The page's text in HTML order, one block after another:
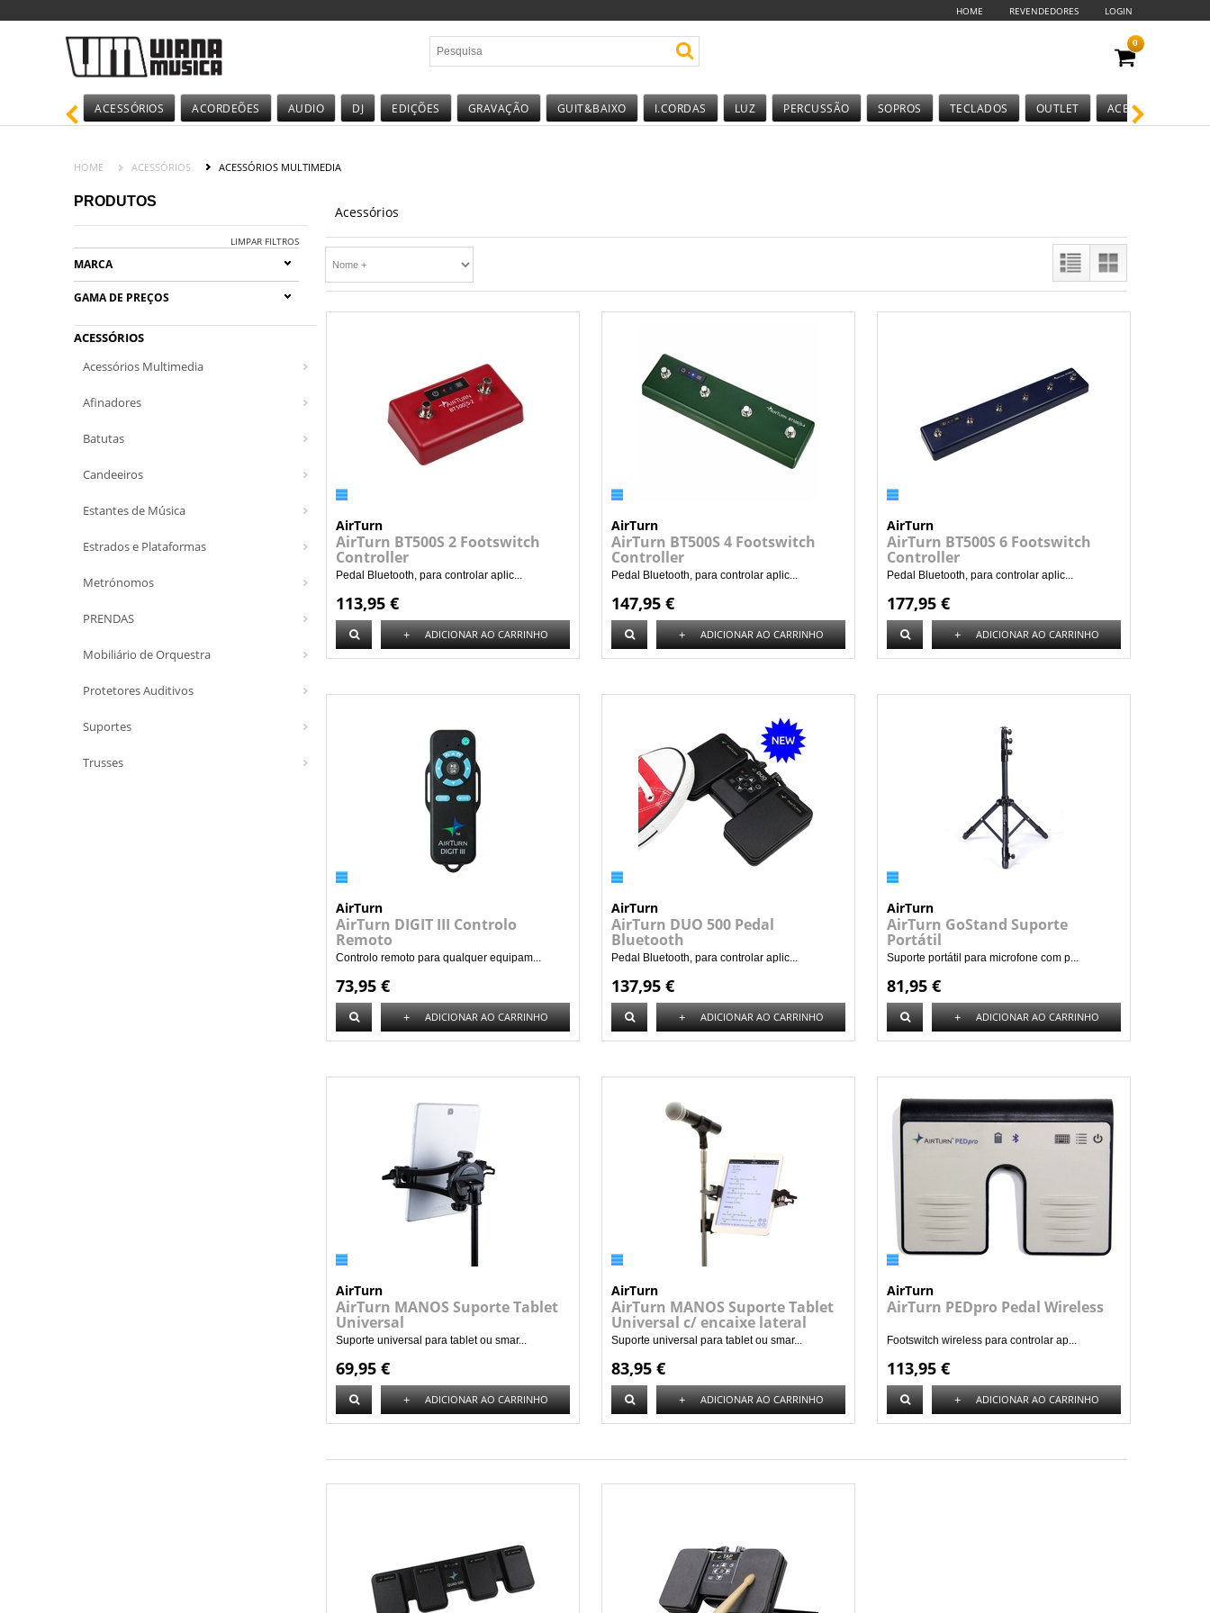
HOME REVENDEDORES LOGIN
0
ACESSÓRIOS ACORDEÕES AUDIO DJ EDIÇÕES GRAVAÇÃO GUIT&BAIXO I.CORDAS LUZ PERCUSSÃO SOPROS TECLADOS OUTLET ACESSÓRIOS
HOME ACESSÓRIOS ACESSÓRIOS MULTIMEDIA
PRODUTOS
LIMPAR FILTROS
MARCA
GAMA DE PREÇOS
ACESSÓRIOS
Acessórios Multimedia
Afinadores
Batutas
Candeeiros
Estantes de Música
Estrados e Plataformas
Metrónomos
PRENDAS
Mobiliário de Orquestra
Protetores Auditivos
Suportes
Trusses
Acessórios
AirTurn
AirTurn BT500S 2 Footswitch
Controller
Pedal Bluetooth, para controlar aplic...
113,95 €
+ ADICIONAR AO CARRINHO
AirTurn
AirTurn BT500S 4 Footswitch
Controller
Pedal Bluetooth, para controlar aplic...
147,95 €
+ ADICIONAR AO CARRINHO
AirTurn
AirTurn BT500S 6 Footswitch
Controller
Pedal Bluetooth, para controlar aplic...
177,95 €
+ ADICIONAR AO CARRINHO
AirTurn
AirTurn DIGIT III Controlo
Remoto
Controlo remoto para qualquer equipam...
73,95 €
+ ADICIONAR AO CARRINHO
AirTurn
AirTurn DUO 500 Pedal
Bluetooth
Pedal Bluetooth, para controlar aplic...
137,95 €
+ ADICIONAR AO CARRINHO
AirTurn
AirTurn GoStand Suporte
Portátil
Suporte portátil para microfone com p...
81,95 €
+ ADICIONAR AO CARRINHO
AirTurn
AirTurn MANOS Suporte Tablet
Universal
Suporte universal para tablet ou smar...
69,95 €
+ ADICIONAR AO CARRINHO
AirTurn
AirTurn MANOS Suporte Tablet
Universal c/ encaixe lateral
Suporte universal para tablet ou smar...
83,95 €
+ ADICIONAR AO CARRINHO
AirTurn
AirTurn PEDpro Pedal Wireless
Footswitch wireless para controlar ap...
113,95 €
+ ADICIONAR AO CARRINHO